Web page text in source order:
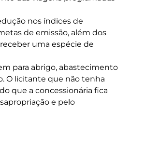
nos índices de
de emissão, além dos
uma espécie de
para abrigo, abastecimento
O licitante que não tenha
que a concessionária fica
e pelo